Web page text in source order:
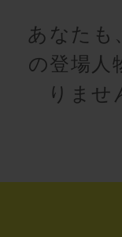
あなたも
の登場人
りませ